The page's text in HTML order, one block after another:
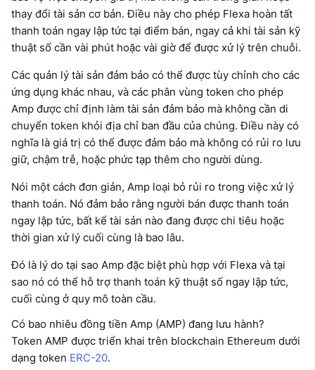
thay đổi tài sản cơ bản. Điều này cho phép Flexa hoàn tất
thanh toán ngay lập tức tại điểm bán, ngay cả khi tài sản kỹ
thuật số cần vài phút hoặc vài giờ để được xử lý trên chuỗi.
Các quản lý tài sản đảm bảo có thể được tùy chỉnh cho các
ứng dụng khác nhau, và các phân vùng token cho phép
Amp được chỉ định làm tài sản đảm bảo mà không cần di
chuyển token khỏi địa chỉ ban đầu của chúng. Điều này có
nghĩa là giá trị có thể được đảm bảo mà không có rủi ro lưu
giữ, chậm trễ, hoặc phức tạp thêm cho người dùng.
Nói một cách đơn giản, Amp loại bỏ rủi ro trong việc xử lý
thanh toán. Nó đảm bảo rằng người bán được thanh toán
ngay lập tức, bất kể tài sản nào đang được chi tiêu hoặc
thời gian xử lý cuối cùng là bao lâu.
Đó là lý do tại sao Amp đặc biệt phù hợp với Flexa và tại
sao nó có thể hỗ trợ thanh toán kỹ thuật số ngay lập tức,
cuối cùng ở quy mô toàn cầu.
Có bao nhiêu đồng tiền Amp (AMP) đang lưu hành?
Token AMP được triển khai trên blockchain Ethereum dưới
dạng token ERC-20.